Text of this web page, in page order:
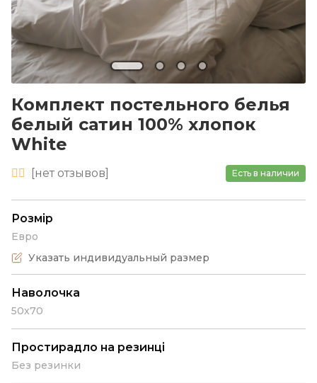
Комплект постельного белья
белый сатин 100% хлопок
White
[нетотзывов] Есть в наличии
Розмір
Евро
Указать индивидуальный размер
Наволочка
50х70
Простирадло на резинці
Без резинки